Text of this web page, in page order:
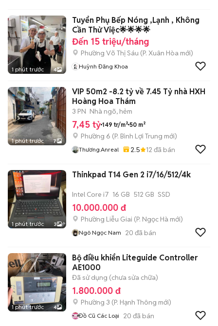
1 phút trước 4
Tuyển Phụ Bếp Nóng ,Lạnh , Không
Cần Thử Việc🌟🌟🌟🌟
Đến 15 triệu/tháng
Phường Võ Thị Sáu (P. Xuân Hòa mới)
Huỳnh Đăng Khoa
1 phút trước 7
VIP 50m2 -8.2 tỷ về 7.45 Tỷ nhà HXH
Hoàng Hoa Thám
3 PN Nhà ngõ, hẻm
7,45 tỷ 149 tr/m² 50 m²
Phường 6 (P. Bình Lợi Trung mới)
Thương.anreal 2.5 12 đã bán
1 phút trước 3
Thinkpad T14 Gen 2 i7/16/512/4k
Intel Core i7 16 GB 512 GB SSD
10.000.000 đ
Phường Liễu Giai (P. Ngọc Hà mới)
Ngô Ngọc Nam 20 đã bán
1 phút trước 4
Bộ điều khiển Liteguide Controller
AE1000
Đã sử dụng (chưa sửa chữa)
1.800.000 đ
Phường 3 (P. Hạnh Thông mới)
Đồ Cũ Các Loại 20 đã bán